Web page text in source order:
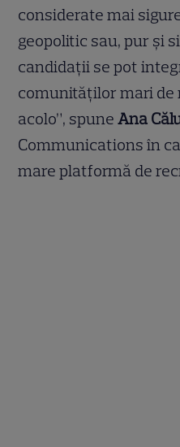
considerate mai
geopolitic sau, pur și
candidații se pot
comunităților mari de
acolo”, spuneAna
Communications în
mare platformă de